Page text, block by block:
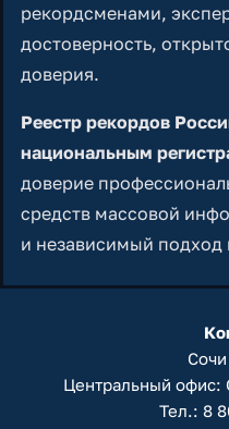
рекордсменами,
достоверность,
доверия.
Реестр рекордов
национальным
доверие
средств массовой
и независимый
Центральный офис:
Тел.: 8